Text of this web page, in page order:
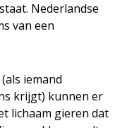
Nederlandse
van een
iemand
krijgt) kunnen er
lichaam gieren dat